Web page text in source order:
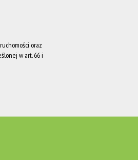
oraz
w art. 66 i